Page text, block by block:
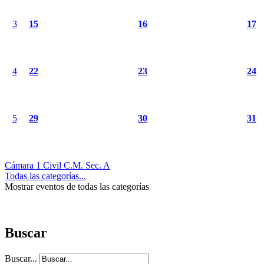
3 15 16 17
4 22 23 24
5 29 30
31
Cámara 1 Civil C.M. Sec. A
Todas las categorías...
Mostrar eventos de todas las categorías
Buscar
Buscar...